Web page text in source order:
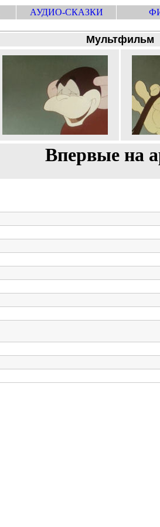
АУДИО-СКАЗКИ
Мультфильм
Впервые на